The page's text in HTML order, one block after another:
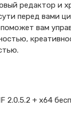
редактор и
перед вами
вам
2.0.5.2 + x64